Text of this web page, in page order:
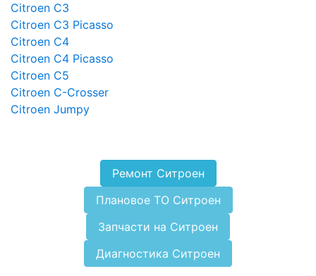
Citroen C3
Citroen C3 Picasso
Citroen C4
Citroen C4 Picasso
Citroen C5
Citroen C-Crosser
Citroen Jumpy
Ремонт Ситроен
Плановое ТО Ситроен
Запчасти на Ситроен
Диагностика Ситроен